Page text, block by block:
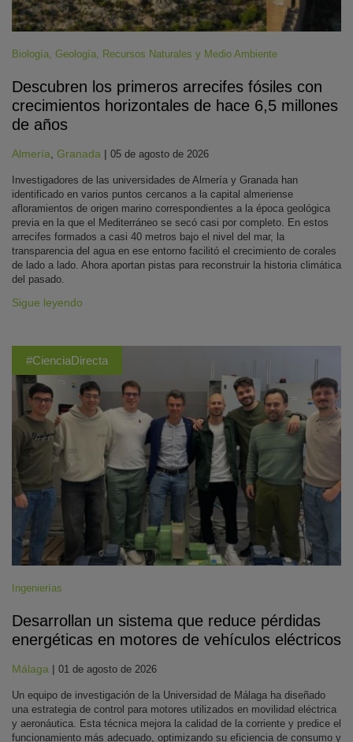
Biología, Geología, Recursos Naturales y Medio Ambiente
Descubren los primeros arrecifes fósiles con
crecimientos horizontales de hace 6,5 millones
de años
Almería, Granada | 05 de agosto de 2026
Investigadores de las universidades de Almería y Granada han
identificado en varios puntos cercanos a la capital almeriense
afloramientos de origen marino correspondientes a la época geológica
previa en la que el Mediterráneo se secó casi por completo. En estos
arrecifes formados a casi 40 metros bajo el nivel del mar, la
transparencia del agua en ese entorno facilitó el crecimiento de corales
de lado a lado. Ahora aportan pistas para reconstruir la historia climática
del pasado.
Sigue leyendo
#CienciaDirecta
Ingenierías
Desarrollan un sistema que reduce pérdidas
energéticas en motores de vehículos eléctricos
Málaga | 01 de agosto de 2026
Un equipo de investigación de la Universidad de Málaga ha diseñado
una estrategia de control para motores utilizados en movilidad eléctrica
y aeronáutica. Esta técnica mejora la calidad de la corriente y predice el
funcionamiento más adecuado, optimizando su eficiencia de consumo y